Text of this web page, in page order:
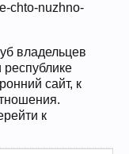
.6 .7.8.9.10.11
23 . 24.
года, 11
chto-nuzhno-
владельцев
сайт, к
к